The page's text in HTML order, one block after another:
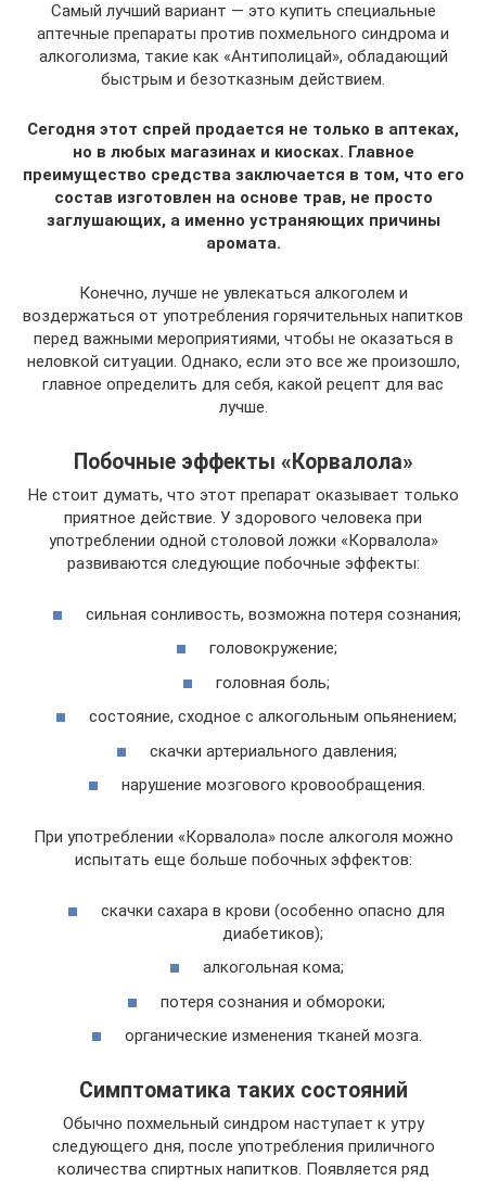
Самый лучший вариант — это купить специальные
аптечные препараты против похмельного синдрома и
алкоголизма, такие как «Антиполицай», обладающий
быстрым и безотказным действием.
Сегодня этот спрей продается не только в аптеках,
но в любых магазинах и киосках. Главное
преимущество средства заключается в том, что его
состав изготовлен на основе трав, не просто
заглушающих, а именно устраняющих причины
аромата.
Конечно, лучше не увлекаться алкоголем и
воздержаться от употребления горячительных напитков
перед важными мероприятиями, чтобы не оказаться в
неловкой ситуации. Однако, если это все же произошло,
главное определить для себя, какой рецепт для вас
лучше.
Побочные эффекты «Корвалола»
Не стоит думать, что этот препарат оказывает только
приятное действие. У здорового человека при
употреблении одной столовой ложки «Корвалола»
развиваются следующие побочные эффекты:
сильная сонливость, возможна потеря сознания;
головокружение;
головная боль;
состояние, сходное с алкогольным опьянением;
скачки артериального давления;
нарушение мозгового кровообращения.
При употреблении «Корвалола» после алкоголя можно
испытать еще больше побочных эффектов:
скачки сахара в крови (особенно опасно для
диабетиков);
алкогольная кома;
потеря сознания и обмороки;
органические изменения тканей мозга.
Симптоматика таких состояний
Обычно похмельный синдром наступает к утру
следующего дня, после употребления приличного
количества спиртных напитков. Появляется ряд